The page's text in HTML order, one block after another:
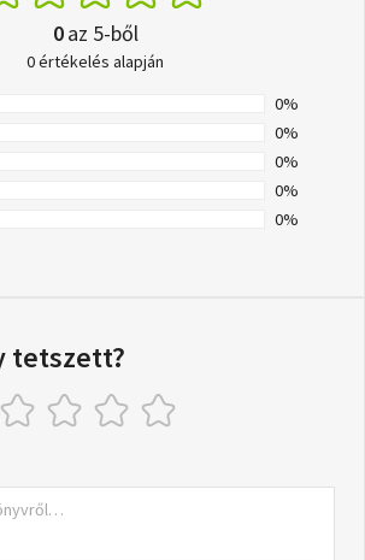
0az 5-ből
0 értékelés alapján
0%
0%
0%
0%
0%
tetszett?